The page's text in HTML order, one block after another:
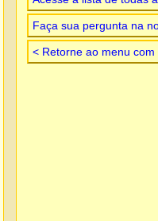
Faça sua pergunta na
< Retorne ao menu